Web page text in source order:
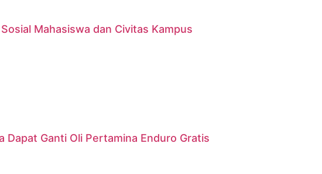
Mahasiswa dan Civitas Kampus
Ganti Oli Pertamina Enduro Gratis